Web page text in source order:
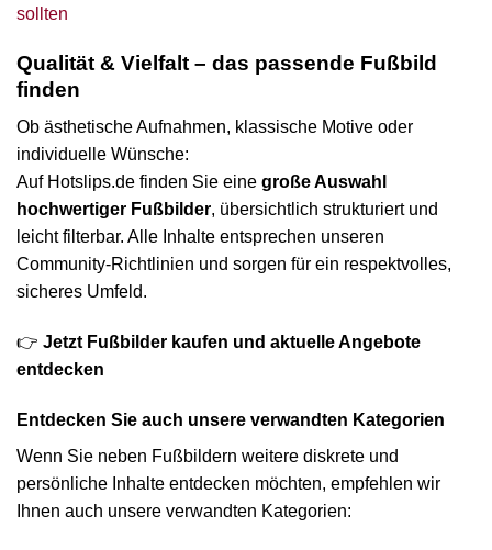
sollten
Qualität & Vielfalt – das passende Fußbild
finden
Ob ästhetische Aufnahmen, klassische Motive oder
individuelle Wünsche:
Auf Hotslips.de finden Sie eine große Auswahl
hochwertiger Fußbilder, übersichtlich strukturiert und
leicht filterbar. Alle Inhalte entsprechen unseren
Community-Richtlinien und sorgen für ein respektvolles,
sicheres Umfeld.
👉 Jetzt Fußbilder kaufen und aktuelle Angebote
entdecken
Entdecken Sie auch unsere verwandten Kategorien
Wenn Sie neben Fußbildern weitere diskrete und
persönliche Inhalte entdecken möchten, empfehlen wir
Ihnen auch unsere verwandten Kategorien: